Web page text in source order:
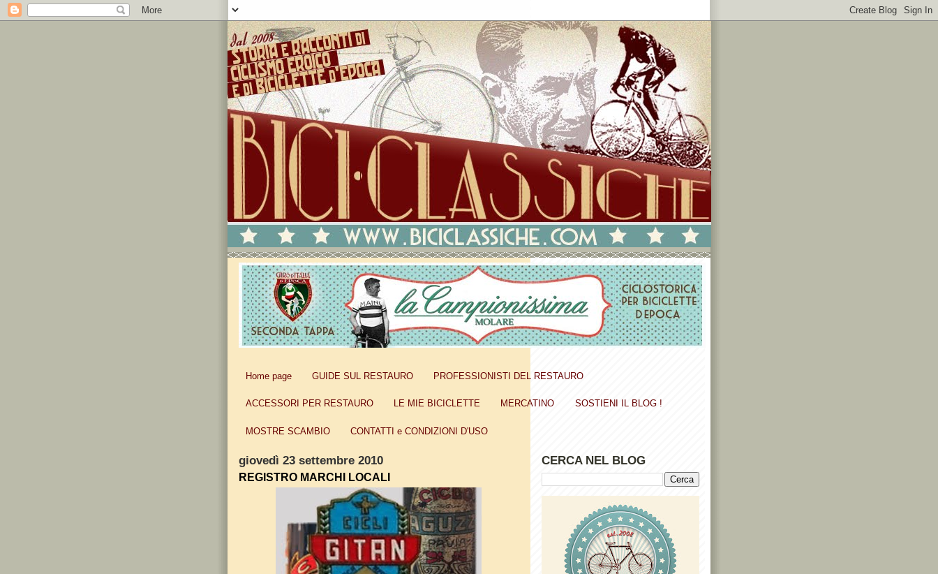
Home page GUIDE SUL RESTAURO PROFESSIONISTI DEL RESTAURO
ACCESSORI PER RESTAURO LE MIE BICICLETTE MERCATINO SOSTIENI IL BLOG !
MOSTRE SCAMBIO CONTATTI e CONDIZIONI D'USO
giovedì 23 settembre 2010
REGISTRO MARCHI LOCALI
CERCA NEL BLOG